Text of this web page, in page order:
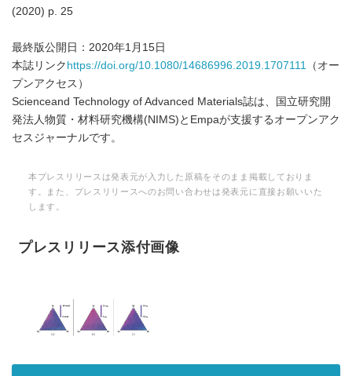
(2020) p. 25
最終版公開日：2020年1月15日
本誌リンク https://doi.org/10.1080/14686996.2019.1707111 （オー
プンアクセス）
Scienceand Technology of Advanced Materials誌は、国立研究開
発法人物質・材料研究機構(NIMS)とEmpaが支援するオープンアク
セスジャーナルです。
本プレスリリースは発表元が入力した原稿をそのまま掲載しておりま
す。また、プレスリリースへのお問い合わせは発表元に直接お願いいた
します。
プレスリリース添付画像